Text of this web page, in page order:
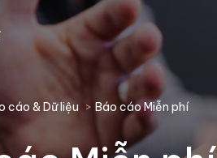
cáo & Dữ liệu Báo cáo Miễn phí